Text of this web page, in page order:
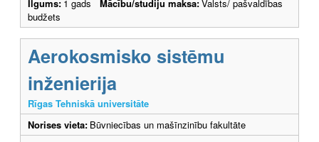
Ilgums: 1 gads Mācību/studiju maksa:Valsts/ pašvaldības
budžets
Aerokosmisko sistēmu
inženierija
Rīgas Tehniskā universitāte
Norises vieta: Būvniecības un mašīnzinību fakultāte